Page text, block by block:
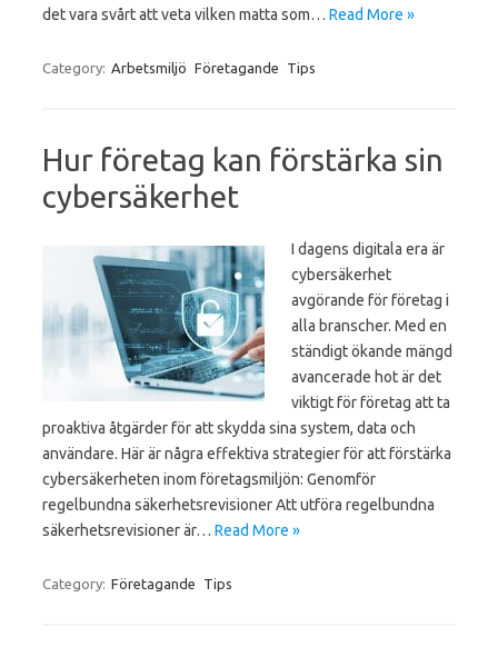
det vara svårt att veta vilken matta som… Read More »
Category: Arbetsmiljö Företagande Tips
Hur företag kan förstärka sin
cybersäkerhet
I dagens digitala era är
cybersäkerhet
avgörande för företag i
alla branscher. Med en
ständigt ökande mängd
avancerade hot är det
viktigt för företag att ta
proaktiva åtgärder för att skydda sina system, data och
användare. Här är några effektiva strategier för att förstärka
cybersäkerheten inom företagsmiljön: Genomför
regelbundna säkerhetsrevisioner Att utföra regelbundna
säkerhetsrevisioner är… Read More »
Category: Företagande Tips